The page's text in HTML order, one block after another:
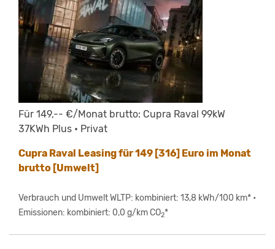
Für 149,-- €/Monat brutto: Cupra Raval 99kW
37KWh Plus • Privat
Cupra Raval Leasing für 149 [316] Euro im Monat
brutto [Umwelt]
Verbrauch und Umwelt WLTP: kombiniert: 13,8 kWh/100 km* •
Emissionen: kombiniert: 0,0 g/km CO2*